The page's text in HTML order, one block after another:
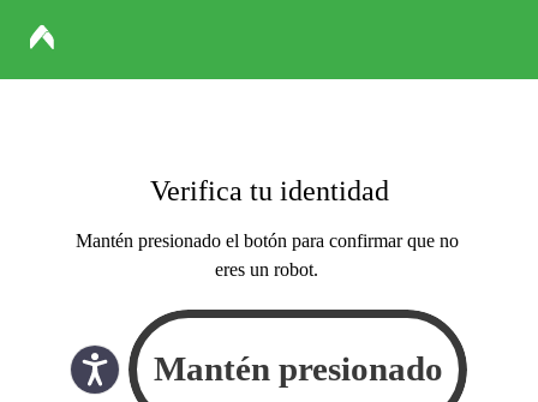
Verifica tu identidad
Mantén presionado el botón para confirmar que no
eres un robot.